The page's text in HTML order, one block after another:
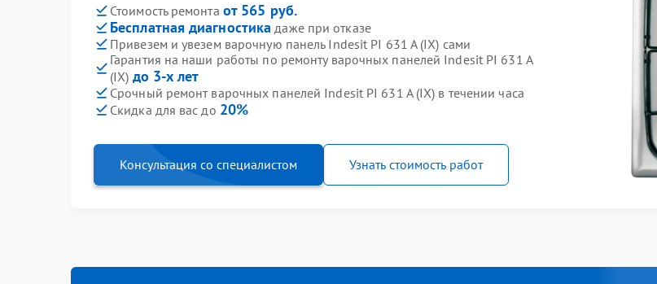
Стоимость ремонта от 565 руб.
Бесплатная диагностика даже при отказе
Привезем и увезем варочную панель Indesit PI 631 A (IX) сами
Гарантия на наши работы по ремонту варочных панелей Indesit PI 631 A
(IX) до 3-х лет
Срочный ремонт варочных панелей Indesit PI 631 A (IX) в течении часа
Скидка для вас до 20%
Консультация со специалистом Узнать стоимость работ